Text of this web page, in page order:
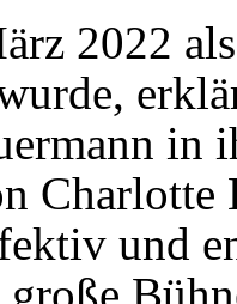
2022
in
und